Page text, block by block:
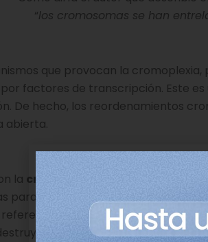
“los cromosomas se han
que provocan la
factores de transcripción. Este
De hecho, los reordenamientos
abierta.
la cromotripsis
. Parece que en
para acuñar este término. “Cromo-
a
destruir algo en
las proteínas en partes